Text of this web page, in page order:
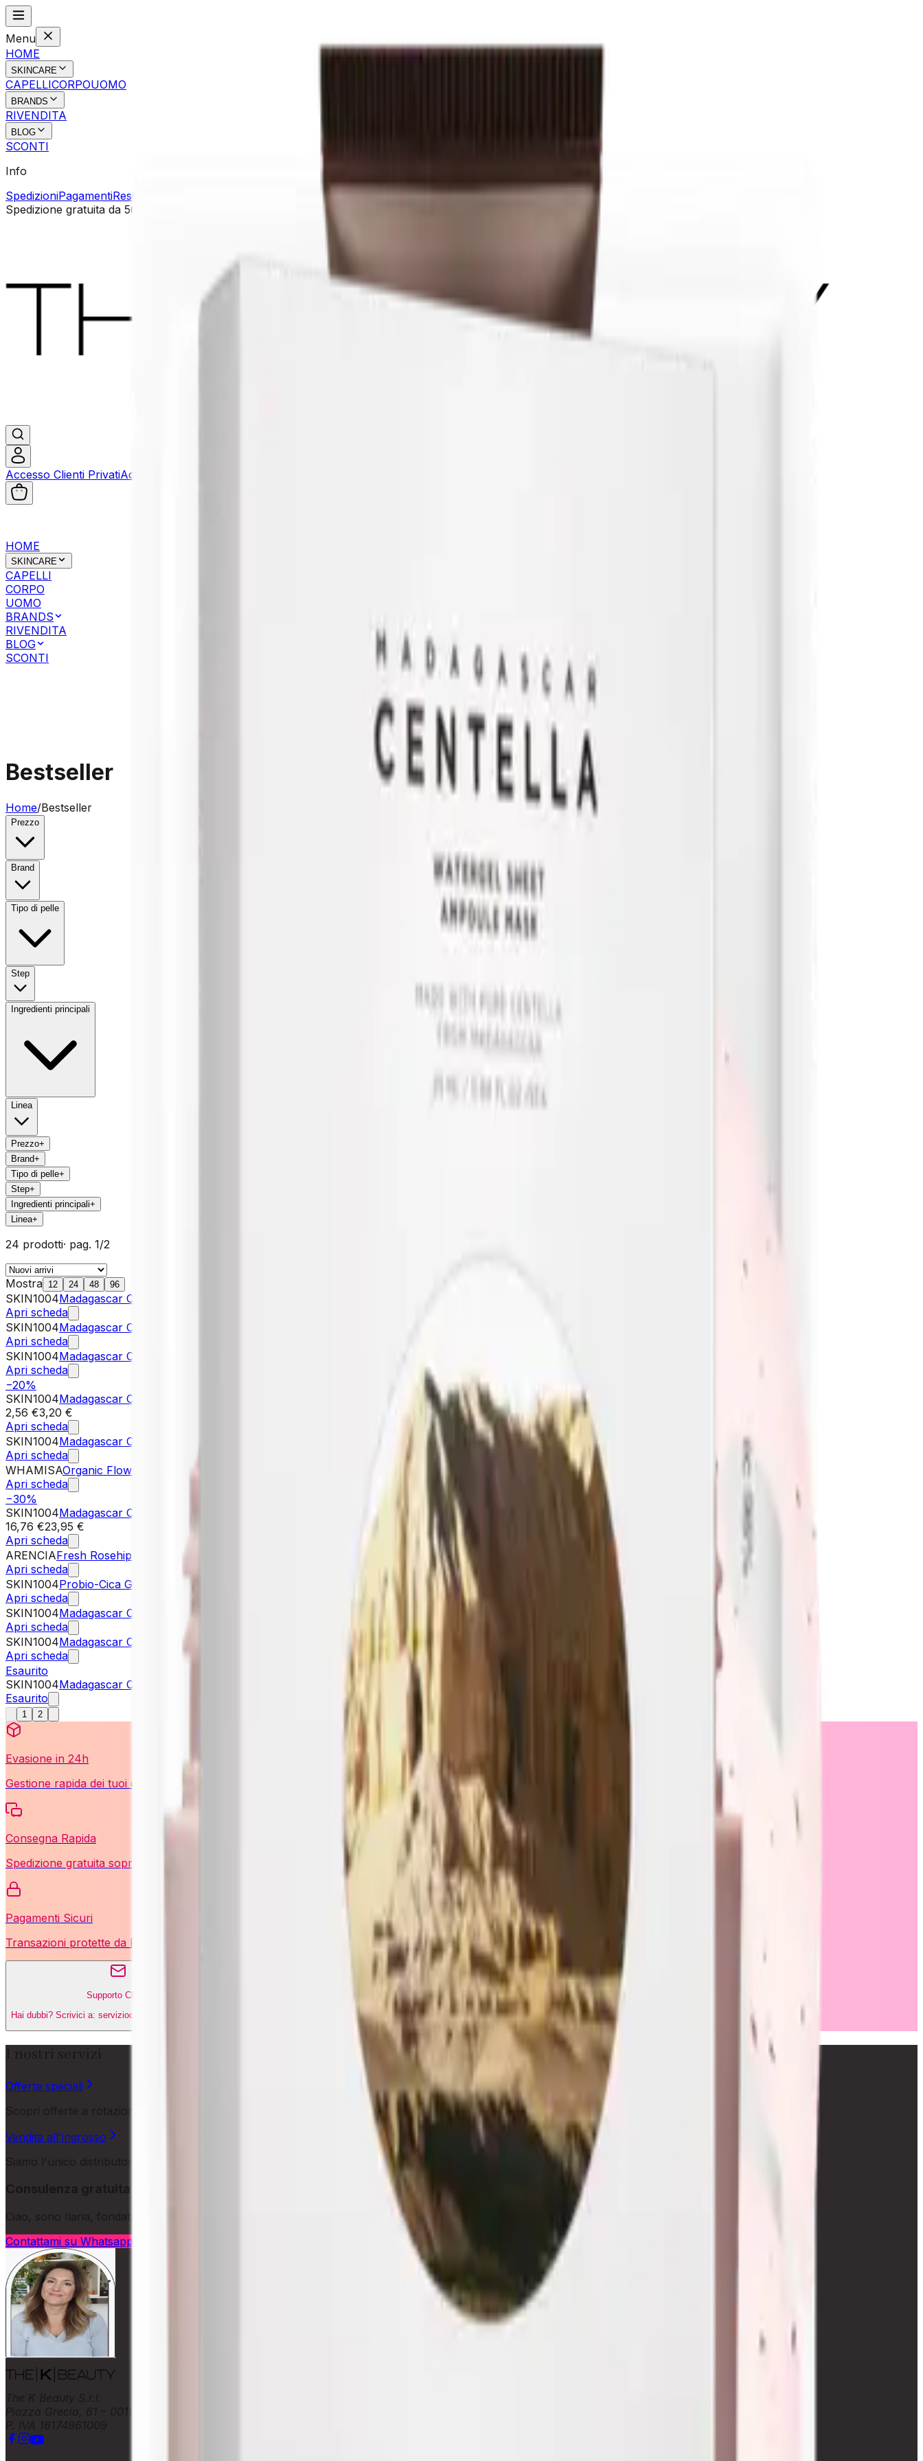
Menu
HOME
SKINCARE
CAPELLICORPOUOMO
BRANDS
RIVENDITA
BLOG
SCONTI
Info
SpedizioniPagamentiResi e rimborsi
Spedizione gratuita da 50€
Accesso Clienti PrivatiAccesso Clienti Business
HOME
SKINCARE
CAPELLI
CORPO
UOMO
BRANDS
RIVENDITA
BLOG
SCONTI
Bestseller
Home/Bestseller
Prezzo
Brand
Tipo di pelle
Step
Ingredienti principali
Linea
Prezzo+
Brand+
Tipo di pelle+
Step+
Ingredienti principali+
Linea+
24 prodotti· pag. 1/2
Mostra 12 24 48 96
SKIN1004Madagascar Centella Probio-Cica Nourishing Mask
Apri scheda
SKIN1004Madagascar Centella Tea-Trica Relaxing Mask
Apri scheda
SKIN1004Madagascar Centella Poremizing Clarifying Mask
Apri scheda
−20%
SKIN1004Madagascar Centella Hyalu-Cica Hydrating Mask
2,56 €3,20 €
Apri scheda
SKIN1004Madagascar Centella Tone Brightening Glow Mask
Apri scheda
WHAMISAOrganic Flowers Hydrogel Mask
Apri scheda
−30%
SKIN1004Madagascar Centella Poremizing Quick Clay Stick
16,76 €23,95 €
Apri scheda
ARENCIAFresh Rosehip Rice Mochi Cleanser
Apri scheda
SKIN1004Probio-Cica Glow Sun Ampoule
Apri scheda
SKIN1004Madagascar Centella Probio-Cica Bakuchiol Eye Cream
Apri scheda
SKIN1004Madagascar Centella Soothing Cream
Apri scheda
Esaurito
SKIN1004Madagascar Centella Watergel Sheet Ampoule BOX
Esaurito
1 2
Evasione in 24h
Gestione rapida dei tuoi ordini e massima trasparenza.
Consegna Rapida
Spedizione gratuita sopra i 49€. Consegna in 2-3 giorni.
Pagamenti Sicuri
Transazioni protette da PayPal con crittografia SSL.
Supporto Clienti
Hai dubbi? Scrivici a: servizioclienti@thekbeauty.com
I nostri servizi
Offerte speciali
Scopri offerte a rotazione sui nostri migliori prodotti, disponibili solo per poco tempo e a prezzi super vantaggiosi.
Vendita all'ingrosso
Siamo l'unico distributore specializzato nella vendita all'ingrosso di cosmetici coreana biologica in Italia.
Consulenza gratuita
Ciao, sono Ilaria, fondatrice di The K Beauty. Con oltre 10 anni di esperienza sono qui per rispondere alle tue domande e offrirti consulenza.
Contattami su Whatsapp
The K Beauty S.r.l.
Piazza Grecia, 61 – 00196 Roma
P. IVA 16174961009